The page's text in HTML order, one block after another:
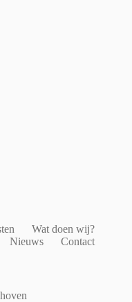
Wat doen wij?
Nieuws
Contact